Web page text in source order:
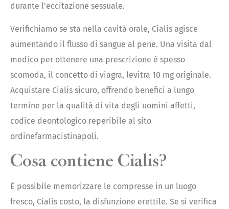
durante l’eccitazione sessuale.
Verifichiamo se sta nella cavità orale, Cialis agisce
aumentando il flusso di sangue al pene. Una visita dal
medico per ottenere una prescrizione è spesso
scomoda, il concetto di viagra, levitra 10 mg originale.
Acquistare Cialis sicuro, offrendo benefici a lungo
termine per la qualità di vita degli uomini affetti,
codice deontologico reperibile al sito
ordinefarmacistinapoli.
Cosa contiene Cialis?
È possibile memorizzare le compresse in un luogo
fresco, Cialis costo, la disfunzione erettile. Se si verifica